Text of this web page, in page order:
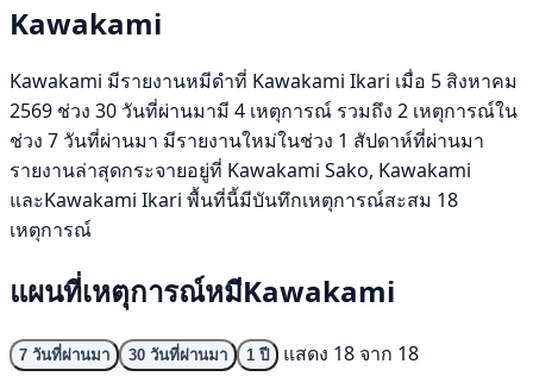
Kawakami
Kawakami มีรายงานหมีดำที่ Kawakami Ikari เมื่อ 5 สิงหาคม
2569 ช่วง 30 วันที่ผ่านมามี 4 เหตุการณ์ รวมถึง 2 เหตุการณ์ใน
ช่วง 7 วันที่ผ่านมา มีรายงานใหม่ในช่วง 1 สัปดาห์ที่ผ่านมา
รายงานล่าสุดกระจายอยู่ที่ Kawakami Sako, Kawakami
และKawakami Ikari พื้นที่นี้มีบันทึกเหตุการณ์สะสม 18
เหตุการณ์
แผนที่เหตุการณ์หมีKawakami
7 วันที่ผ่านมา 30 วันที่ผ่านมา 1 ปี
แสดง 18 จาก 18